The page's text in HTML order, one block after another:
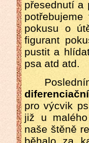
přesednutí a
pokusu o
figurant
pustit a
psa atd atd.
diferenciační
pro výcvik
již u
naše štěně
běhalo za